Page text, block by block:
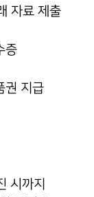
자료 제출
증
권 지급
시까지